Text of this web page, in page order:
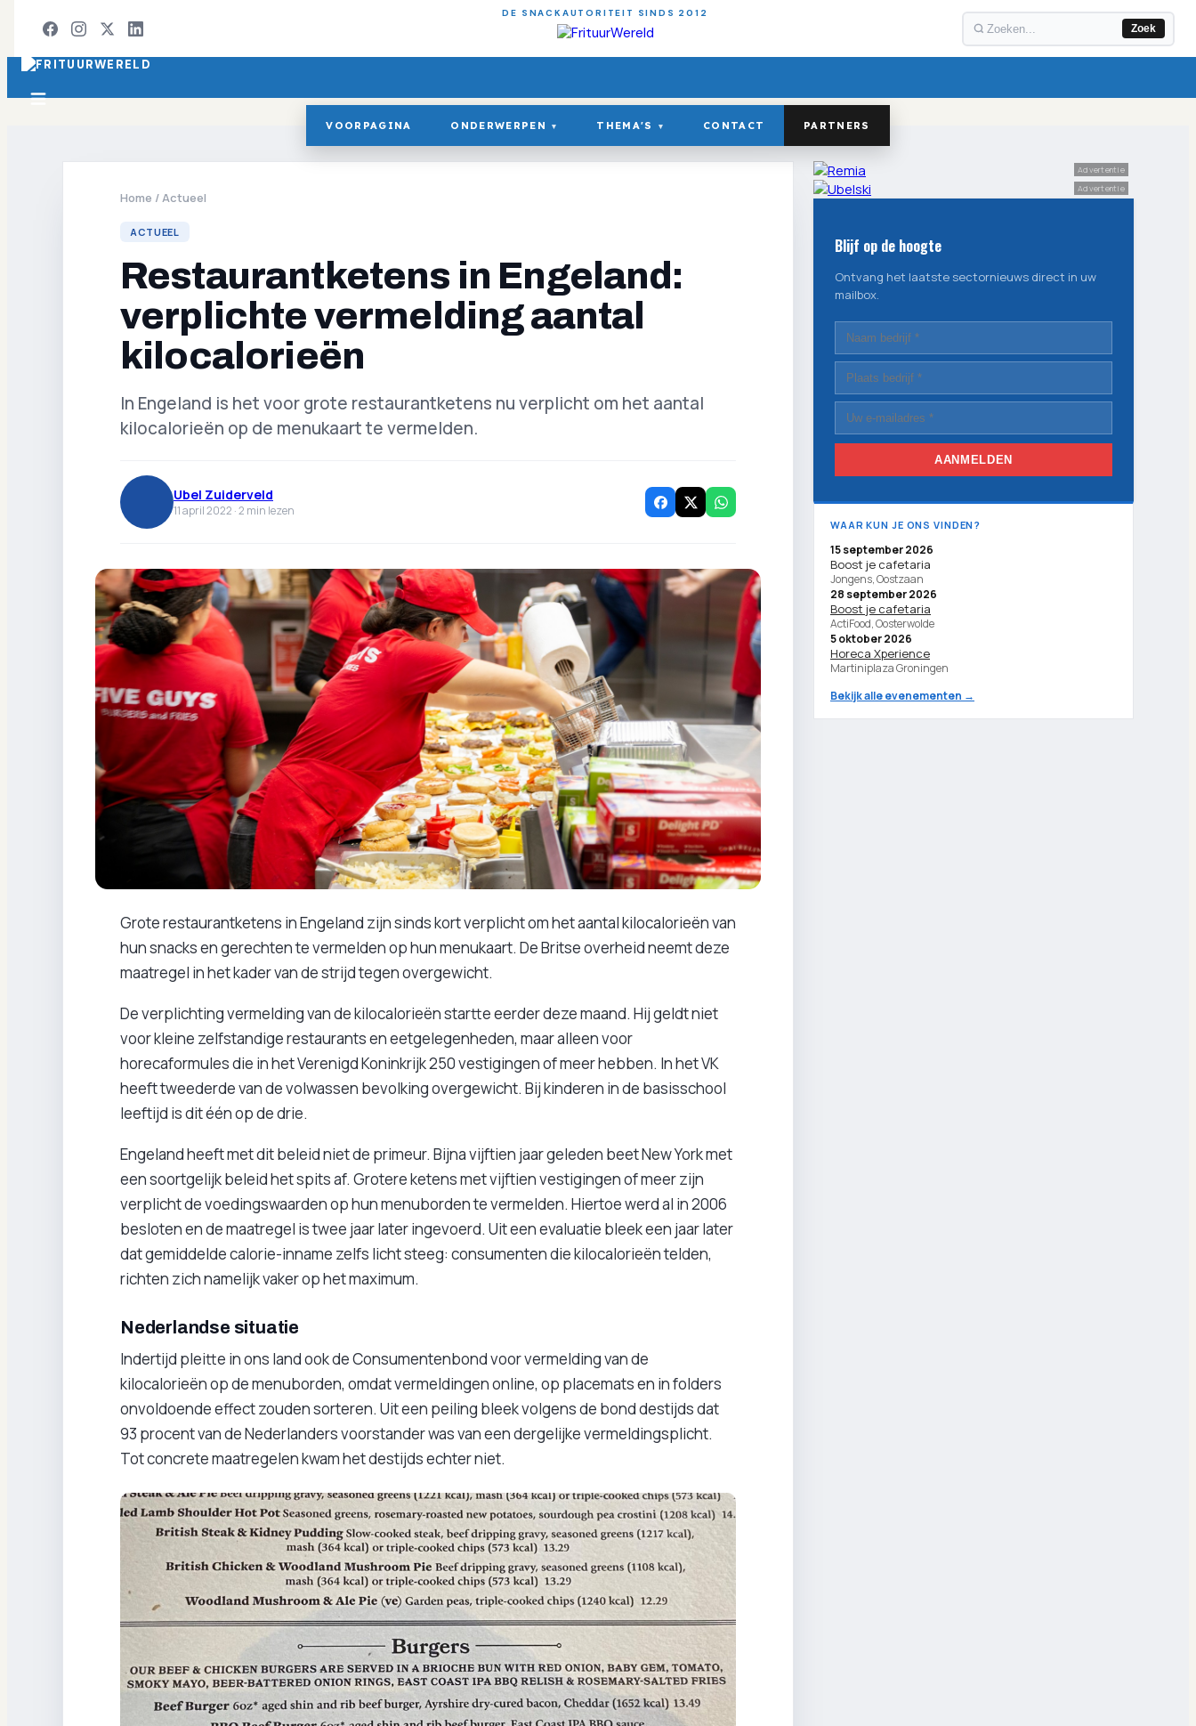
DE SNACKAUTORITEIT SINDS 2012
Zoek
VOORPAGINA ONDERWERPEN ▾ THEMA'S ▾ CONTACT PARTNERS
Home /Actueel
ACTUEEL
Restaurantketens in Engeland:
verplichte vermelding aantal
kilocalorieën
In Engeland is het voor grote restaurantketens nu verplicht om het aantal
kilocalorieën op de menukaart te vermelden.
Ubel Zuiderveld
11 april 2022 ·2 min lezen
Grote restaurantketens in Engeland zijn sinds kort verplicht om het aantal kilocalorieën van
hun snacks en gerechten te vermelden op hun menukaart. De Britse overheid neemt deze
maatregel in het kader van de strijd tegen overgewicht.
De verplichting vermelding van de kilocalorieën startte eerder deze maand. Hij geldt niet
voor kleine zelfstandige restaurants en eetgelegenheden, maar alleen voor
horecaformules die in het Verenigd Koninkrijk 250 vestigingen of meer hebben. In het VK
heeft tweederde van de volwassen bevolking overgewicht. Bij kinderen in de basisschool
leeftijd is dit één op de drie.
Engeland heeft met dit beleid niet de primeur. Bijna vijftien jaar geleden beet New York met
een soortgelijk beleid het spits af. Grotere ketens met vijftien vestigingen of meer zijn
verplicht de voedingswaarden op hun menuborden te vermelden. Hiertoe werd al in 2006
besloten en de maatregel is twee jaar later ingevoerd. Uit een evaluatie bleek een jaar later
dat gemiddelde calorie-inname zelfs licht steeg: consumenten die kilocalorieën telden,
richten zich namelijk vaker op het maximum.
Nederlandse situatie
Indertijd pleitte in ons land ook de Consumentenbond voor vermelding van de
kilocalorieën op de menuborden, omdat vermeldingen online, op placemats en in folders
onvoldoende effect zouden sorteren. Uit een peiling bleek volgens de bond destijds dat
93 procent van de Nederlanders voorstander was van een dergelijke vermeldingsplicht.
Tot concrete maatregelen kwam het destijds echter niet.
Advertentie
Advertentie
Blijf op de hoogte
Ontvang het laatste sectornieuws direct in uw
mailbox.
AANMELDEN
WAAR KUN JE ONS VINDEN?
15 september 2026
Boost je cafetaria
Jongens, Oostzaan
28 september 2026
Boost je cafetaria
ActiFood, Oosterwolde
5 oktober 2026
Horeca Xperience
Martiniplaza Groningen
Bekijk alle evenementen →